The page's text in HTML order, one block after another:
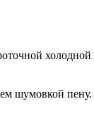
холодной
шумовкой пену.